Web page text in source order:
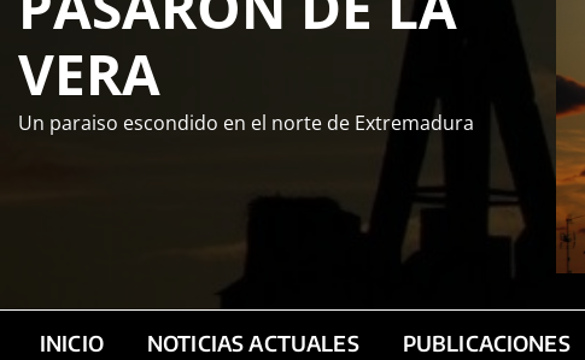
VERA
Un paraiso escondido en el norte de Extremadura
INICIO NOTICIAS ACTUALES PUBLICACIONES